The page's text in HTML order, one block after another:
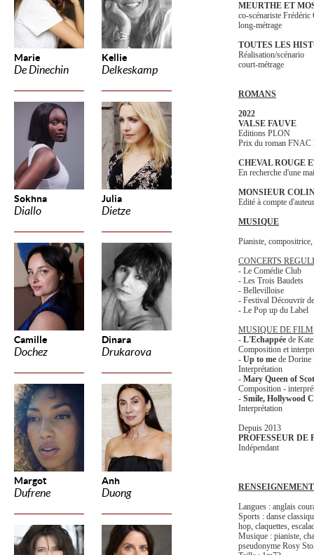
Marie
De Dinechin
Kellie
Delkeskamp
Sokhna
Diallo
Julia
Dietze
Camille
Dochez
Dinara
Drukarova
Margot
Dufrene
Anh
Duong
MEURTHE ET
co-scénariste
long-métrage
TOUTES LES
Réalisation/scénario
court-métrage
ROMANS
2022
VALSE FAUVE
Editions PLON
Prix du roman FNAC
CHEVAL ROUGE
En recherche d'une
MONSIEUR
Edité à compte d'auteur
MUSIQUE
Pianiste,
CONCERTS
- Le Comédie Club
- Les Trois Baudets
- Bellevilloise
- Festival Découvrir
- Le Pop up du Label
MUSIQUE DE FILM
- L'Echappée de
Composition et
- Up to me de Dorine
Interprétation
- Mary Queen of
Composition -
- Smile, Hollywood
Interprétation
Depuis 2013
PROFESSEUR
Indépendant
Langues : anglais
Sports : danse
hop, claquettes,
Musique : pianiste,
pseudonyme Rosy